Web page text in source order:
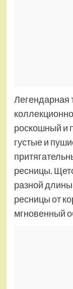
Легендарная
роскошный и
густые и
ресницы.
разной
ресницы от
мгновенный